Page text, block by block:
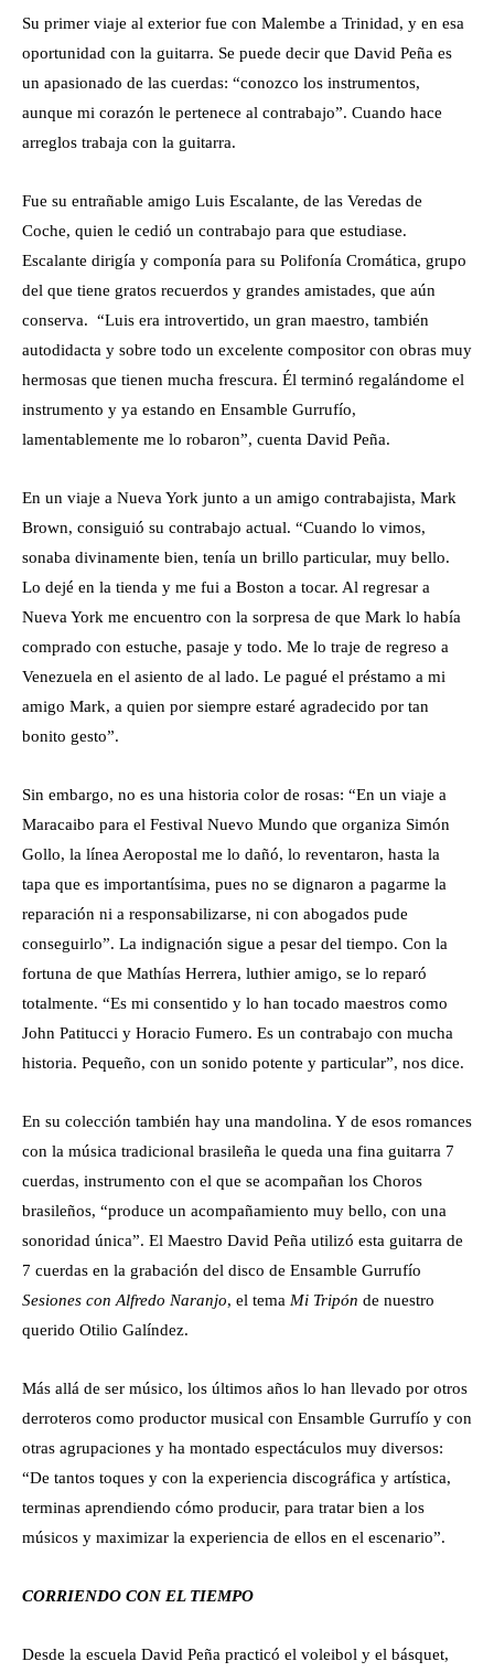
Su primer viaje al exterior fue con Malembe a Trinidad, y en esa
oportunidad con la guitarra. Se puede decir que David Peña es
un apasionado de las cuerdas: “conozco los instrumentos,
aunque mi corazón le pertenece al contrabajo”. Cuando hace
arreglos trabaja con la guitarra.
Fue su entrañable amigo Luis Escalante, de las Veredas de
Coche, quien le cedió un contrabajo para que estudiase.
Escalante dirigía y componía para su Polifonía Cromática, grupo
del que tiene gratos recuerdos y grandes amistades, que aún
conserva. “Luis era introvertido, un gran maestro, también
autodidacta y sobre todo un excelente compositor con obras muy
hermosas que tienen mucha frescura. Él terminó regalándome el
instrumento y ya estando en Ensamble Gurrufío,
lamentablemente me lo robaron”, cuenta David Peña.
En un viaje a Nueva York junto a un amigo contrabajista, Mark
Brown, consiguió su contrabajo actual. “Cuando lo vimos,
sonaba divinamente bien, tenía un brillo particular, muy bello.
Lo dejé en la tienda y me fui a Boston a tocar. Al regresar a
Nueva York me encuentro con la sorpresa de que Mark lo había
comprado con estuche, pasaje y todo. Me lo traje de regreso a
Venezuela en el asiento de al lado. Le pagué el préstamo a mi
amigo Mark, a quien por siempre estaré agradecido por tan
bonito gesto”.
Sin embargo, no es una historia color de rosas: “En un viaje a
Maracaibo para el Festival Nuevo Mundo que organiza Simón
Gollo, la línea Aeropostal me lo dañó, lo reventaron, hasta la
tapa que es importantísima, pues no se dignaron a pagarme la
reparación ni a responsabilizarse, ni con abogados pude
conseguirlo”. La indignación sigue a pesar del tiempo. Con la
fortuna de que Mathías Herrera, luthier amigo, se lo reparó
totalmente. “Es mi consentido y lo han tocado maestros como
John Patitucci y Horacio Fumero. Es un contrabajo con mucha
historia. Pequeño, con un sonido potente y particular”, nos dice.
En su colección también hay una mandolina. Y de esos romances
con la música tradicional brasileña le queda una fina guitarra 7
cuerdas, instrumento con el que se acompañan los Choros
brasileños, “produce un acompañamiento muy bello, con una
sonoridad única”. El Maestro David Peña utilizó esta guitarra de
7 cuerdas en la grabación del disco de Ensamble Gurrufío
Sesiones con Alfredo Naranjo, el tema Mi Tripón de nuestro
querido Otilio Galíndez.
Más allá de ser músico, los últimos años lo han llevado por otros
derroteros como productor musical con Ensamble Gurrufío y con
otras agrupaciones y ha montado espectáculos muy diversos:
“De tantos toques y con la experiencia discográfica y artística,
terminas aprendiendo cómo producir, para tratar bien a los
músicos y maximizar la experiencia de ellos en el escenario”.
CORRIENDO CON EL TIEMPO
Desde la escuela David Peña practicó el voleibol y el básquet,